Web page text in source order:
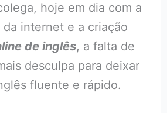
hoje em dia com a
internet e a criação
de inglês, a falta de
desculpa para deixar
fluente e rápido.